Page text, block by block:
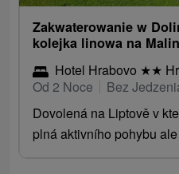
Zakwaterowanie w
kolejka linowa na
Hotel Hrabovo ★★
Od 2 Noce
Bez
Dovolená na Liptově v
plná aktivního pohybu